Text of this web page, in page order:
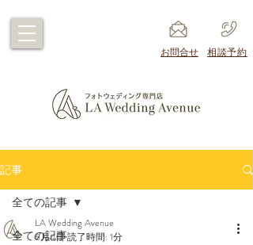
​お問合せ ​相談予約
記事
全ての記事
全ての記事
LA Wedding Avenue
6月4日読了時間: 1分